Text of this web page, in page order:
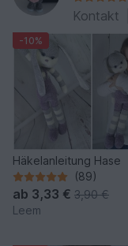
Kontakt
-10%
Häkelanleitung Hase
(89)
ab 3,33 € 3,90 €
Leem